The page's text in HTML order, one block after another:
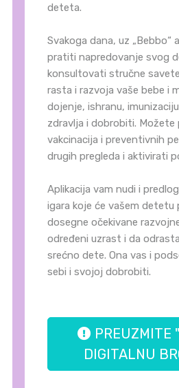
deteta.
Svakoga dana, uz „Bebbo“
pratiti napredovanje svog
konsultovati stručne
rasta i razvoja vaše bebe i
dojenje, ishranu,
zdravlja i dobrobiti. Možete
vakcinacija i preventivnih
drugih pregleda i aktivirati
Aplikacija vam nudi i
igara koje će vašem detetu
dosegne očekivane
određeni uzrast i da
srećno dete. Ona vas i
sebi i svojoj dobrobiti.
PREUZMITE
DIGITALNU